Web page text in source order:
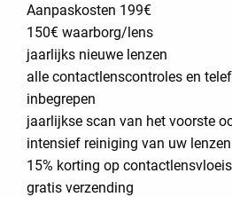
Aanpaskosten 199€
150€ waarborg/lens
jaarlijks nieuwe lenzen
alle contactlenscontroles en
inbegrepen
jaarlijkse scan van het voorste
intensief reiniging van uw
15% korting op
gratis verzending